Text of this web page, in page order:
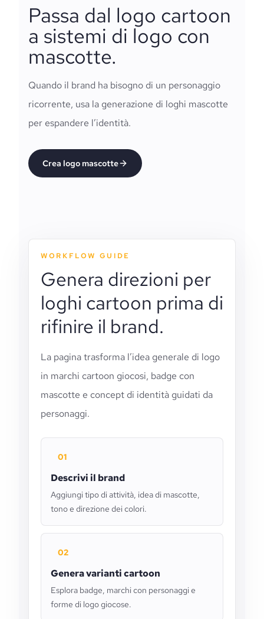
Passa dal logo cartoon
a sistemi di logo con
mascotte.
Quando il brand ha bisogno di un personaggio
ricorrente, usa la generazione di loghi mascotte
per espandere l’identità.
Crea logo mascotte
WORKFLOW GUIDE
Genera direzioni per
loghi cartoon prima di
rifinire il brand.
La pagina trasforma l’idea generale di logo
in marchi cartoon giocosi, badge con
mascotte e concept di identità guidati da
personaggi.
01
Descrivi il brand
Aggiungi tipo di attività, idea di mascotte,
tono e direzione dei colori.
02
Genera varianti cartoon
Esplora badge, marchi con personaggi e
forme di logo giocose.